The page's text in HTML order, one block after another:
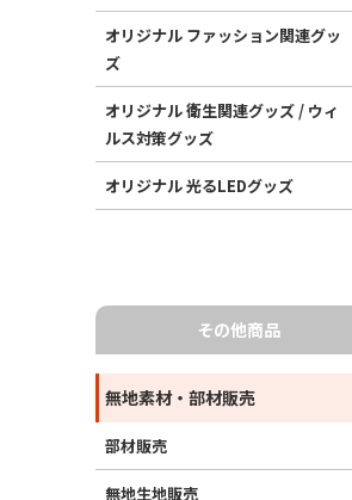
オリジナル ファッション関連グッ
ズ
オリジナル 衛生関連グッズ / ウィ
ルス対策グッズ
オリジナル 光るLEDグッズ
その他商品
無地素材・部材販売
部材販売
無地生地販売